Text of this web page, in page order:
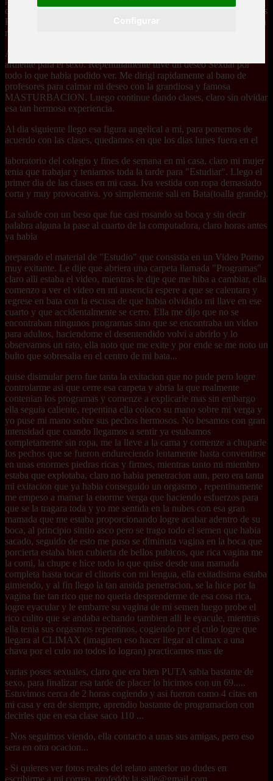
desapercibida ya que la estube morbosiando ; le vi sus grandes bubis
Rosaditas y muy firmes. La falda del colegio la tenia por arriva de la
rodilla se le podia notar sus hermosas piernas.
Alli afirme lo que me habian dicho de ella que era una mujer
ardiente para el sexo. Repentinamente tuve un deseo Sexual por
todo lo que habia podido ver. Me dirigi rapidamente al bano de
profesores para calmar mi deseo con la grandiosa y famosa
MASTURBACION. Luego continue dando clases, claro sin olvidar
esa tan hermosa experiencia.
Al dia siguiente llego esa figura angelical a mi, para ponernos de
acuerdo con las clases, quedamos en que los dias lunes fuera en el
laboratorio del colegio y fines de semana en mi casa, claro mi mujer
tenia que trabajar y teniamos toda la tarde para "Estudiar". Llego el
primer dia de las clases en mi casa. Iva vestida con ropa demasiado
corta y muy provocativa. yo simplemente sali en Bata(toalla grande).
La salude con un beso que fue casi rosando su boca y sin decir
palabra alguna la pase al cuarto de la computadora, claro horas antes
ya habia
preparado el material de "Estudio" que consistia en un Video Porno
muy exitante. Le dije que abriera una carpeta llamada "Programas"
claro alli estaba el video, mientras le dije que me hiba a cambiar, ella
comenzo a ver el video en mi ausencia espere a que se calentara y
regrese en bata con la escusa de que habia olvidado mi llave en ese
cuarto y que accidentalmente se cerro. Ella me dijo que no se
encontraban ningunos programas sino que se encontraba un video
para adultos, haciendome el desentendido volvi a abrirlo y lo
observamos un rato, ella noto que me exite y por ende se me noto un
bulto que sobresalia en el centro de mi bata...
quise disimular pero fue tanta la exitacion que no pude pero logre
controlarme asi que cerre esa carpeta y abria la que realmente
contenian los programas y comenze a explicarle mas sin embargo
ella seguia caliente, repentina ella coloco su mano sobre mi verga y
yo puse mi mano sobre sus pechos hermosos. No besamos con gran
intensidad que cuando llegamos a sentir ya estabamos
completamente sin ropa, me la lleve a la cama y comenze a chuparle
los pechos que se fueron endureciendo lentamente hasta conventirse
en unas enormes piedras ricas y firmes, mientras tanto mi miembro
estaba que explotaba, claro no habia penetracion aun, pero era tanta
mi exitacion que ya habia conseguido un orgasmo , repentinamente
me empeso a mamar la enorme verga que haciendo esfuerzos para
que se la tragara toda y yo me sentida en la nubes con esa gran
mamada que me estaba proporcionando logre acabar adentro de su
boca, al principio sintio asco pero se trago todo el semen que habia
sacado, seguido de esto me puso se diminuta vagina en la boca que
porcierta estaba bien cubierta de bellos pubicos, que rica vagina me
la comi, la chupe e hice todo lo que quise desde una mamada
completa hasta tocar el clitoris con mi lengua, ella exitadisima estaba
gimiendo, y al fin llego la tan ansida penetracion, se la hice por la
vagina fue tan rico que no queria desprenderme de esa cosa rica,
logre eyacular y le embarre su vagina de mi semen luego probe el
rico culito que se andaba echando tambien alli le eyacule, mientras
ella tenia sus orgasmos repentinos, cogiendo por el culo logre que
llegara al CLIMAX (imaginen eso hacer llegar al climax a una
chava por el culo no todos lo logran) practicamos mas de
varias poses sexuales, claro que era bien PUTA sabia bastante de
sexo, para finalizar esa tarde de placer lo hicimos con un 69.....
Estuvimos cerca de 2 horas cogiendo y asi fueron como 4 citas en
mi casa y era de siempre, aprendio bastante de programacion con
decirles que en esa clase saco 110 ...
- Nos seguimos viendo, ella contacto a unas sus amigas, pero eso
sera en otra ocacion...
- Si quieres ver fotos reales del relato anterior no dudes en
escribirme a mi correo. profeddy.la.salle@gmail.com